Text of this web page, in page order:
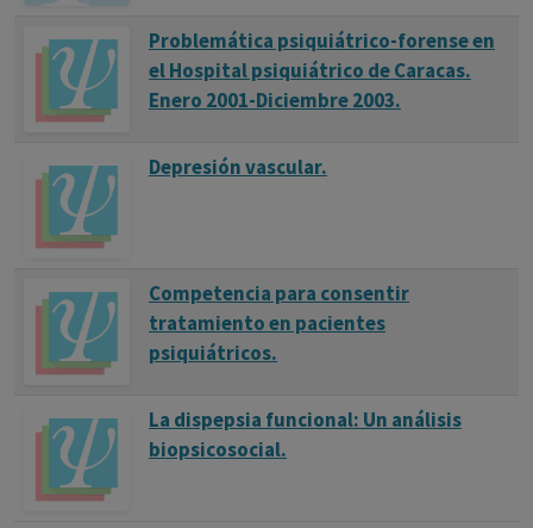
Problemática psiquiátrico-forense en
el Hospital psiquiátrico de Caracas.
Enero 2001-Diciembre 2003.
Depresión vascular.
Competencia para consentir
tratamiento en pacientes
psiquiátricos.
La dispepsia funcional: Un análisis
biopsicosocial.